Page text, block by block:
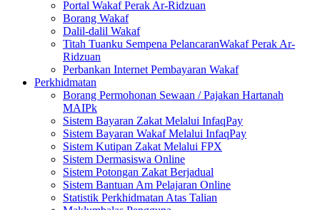
Portal Wakaf Perak Ar-Ridzuan
Borang Wakaf
Dalil-dalil Wakaf
Titah Tuanku Sempena PelancaranWakaf Perak Ar-
Ridzuan
Perbankan Internet Pembayaran Wakaf
Perkhidmatan
Borang Permohonan Sewaan / Pajakan Hartanah
MAIPk
Sistem Bayaran Zakat Melalui InfaqPay
Sistem Bayaran Wakaf Melalui InfaqPay
Sistem Kutipan Zakat Melalui FPX
Sistem Dermasiswa Online
Sistem Potongan Zakat Berjadual
Sistem Bantuan Am Pelajaran Online
Statistik Perkhidmatan Atas Talian